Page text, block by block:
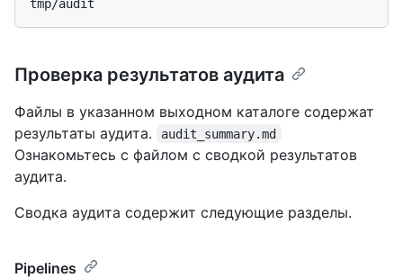
Проверка результатов аудита
Файлы в указанном выходном каталоге содержат
результаты аудита.
audit_summary.md
Ознакомьтесь с файлом с сводкой результатов
аудита.
Сводка аудита содержит следующие разделы.
Pipelines